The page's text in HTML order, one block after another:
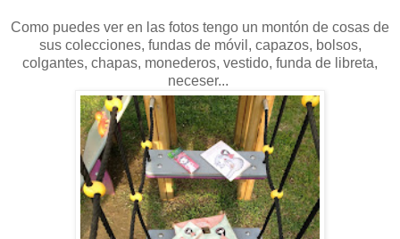
Como puedes ver en las fotos tengo un montón de cosas de
sus colecciones, fundas de móvil, capazos, bolsos,
colgantes, chapas, monederos, vestido, funda de libreta,
neceser...